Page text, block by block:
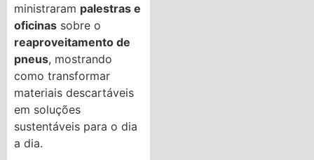
ministraram palestras e
oficinas sobre o
reaproveitamento de
pneus, mostrando
como transformar
materiais descartáveis
em soluções
sustentáveis para o dia
a dia.